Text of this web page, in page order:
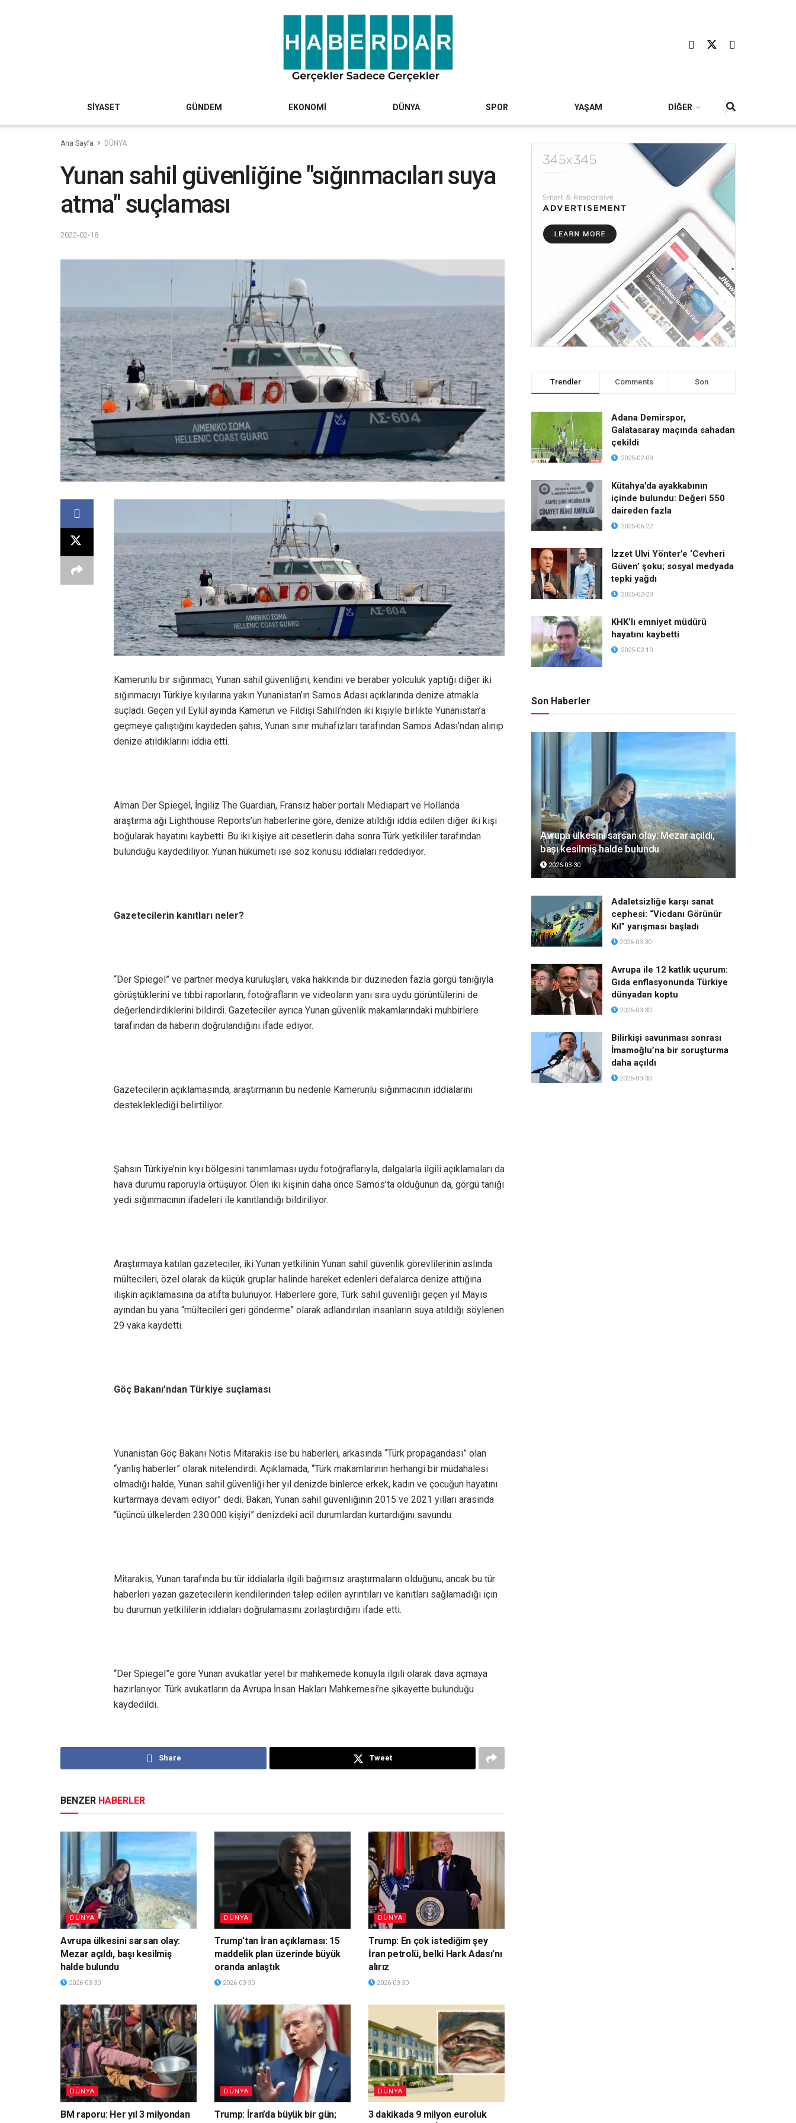
SİYASET GÜNDEM EKONOMİ DÜNYA SPOR YAŞAM DİĞER
Ana Sayfa DÜNYA
Yunan sahil güvenliğine "sığınmacıları suya
atma" suçlaması
2022-02-18
Kamerunlu bir sığınmacı, Yunan sahil güvenliğini, kendini ve beraber yolculuk yaptığı diğer iki
sığınmacıyı Türkiye kıyılarına yakın Yunanistan’ın Samos Adası açıklarında denize atmakla
suçladı. Geçen yıl Eylül ayında Kamerun ve Fildişi Sahili’nden iki kişiyle birlikte Yunanistan’a
geçmeye çalıştığını kaydeden şahıs, Yunan sınır muhafızları tarafından Samos Adası’ndan alınıp
denize atıldıklarını iddia etti.
Alman Der Spiegel, İngiliz The Guardian, Fransız haber portalı Mediapart ve Hollanda
araştırma ağı Lighthouse Reports’un haberlerine göre, denize atıldığı iddia edilen diğer iki kişi
boğularak hayatını kaybetti. Bu iki kişiye ait cesetlerin daha sonra Türk yetkililer tarafından
bulunduğu kaydediliyor. Yunan hükümeti ise söz konusu iddiaları reddediyor.
Gazetecilerin kanıtları neler?
“Der Spiegel” ve partner medya kuruluşları, vaka hakkında bir düzineden fazla görgü tanığıyla
görüştüklerini ve tıbbi raporların, fotoğrafların ve videoların yanı sıra uydu görüntülerini de
değerlendirdiklerini bildirdi. Gazeteciler ayrıca Yunan güvenlik makamlarındaki muhbirlere
tarafından da haberin doğrulandığını ifade ediyor.
Gazetecilerin açıklamasında, araştırmanın bu nedenle Kamerunlu sığınmacının iddialarını
destekleklediği belirtiliyor.
Şahsın Türkiye’nin kıyı bölgesini tanımlaması uydu fotoğraflarıyla, dalgalarla ilgili açıklamaları da
hava durumu raporuyla örtüşüyor. Ölen iki kişinin daha önce Samos’ta olduğunun da, görgü tanığı
yedi sığınmacının ifadeleri ile kanıtlandığı bildiriliyor.
Araştırmaya katılan gazeteciler, iki Yunan yetkilinin Yunan sahil güvenlik görevlilerinin aslında
mültecileri, özel olarak da küçük gruplar halinde hareket edenleri defalarca denize attığına
ilişkin açıklamasına da atıfta bulunuyor. Haberlere göre, Türk sahil güvenliği geçen yıl Mayıs
ayından bu yana “mültecileri geri gönderme” olarak adlandırılan insanların suya atıldığı söylenen
29 vaka kaydetti.
Göç Bakanı’ndan Türkiye suçlaması
Yunanistan Göç Bakanı Notis Mitarakis ise bu haberleri, arkasında “Türk propagandası” olan
“yanlış haberler” olarak nitelendirdi. Açıklamada, “Türk makamlarının herhangi bir müdahalesi
olmadığı halde, Yunan sahil güvenliği her yıl denizde binlerce erkek, kadın ve çocuğun hayatını
kurtarmaya devam ediyor” dedi. Bakan, Yunan sahil güvenliğinin 2015 ve 2021 yılları arasında
“üçüncü ülkelerden 230.000 kişiyi” denizdeki acil durumlardan kurtardığını savundu.
Mitarakis, Yunan tarafında bu tür iddialarla ilgili bağımsız araştırmaların olduğunu, ancak bu tür
haberleri yazan gazetecilerin kendilerinden talep edilen ayrıntıları ve kanıtları sağlamadığı için
bu durumun yetkililerin iddiaları doğrulamasını zorlaştırdığını ifade etti.
“Der Spiegel”e göre Yunan avukatlar yerel bir mahkemede konuyla ilgili olarak dava açmaya
hazırlanıyor. Türk avukatların da Avrupa İnsan Hakları Mahkemesi’ne şikayette bulunduğu
kaydedildi.
Share Tweet
BENZER HABERLER
DÜNYA
Avrupa ülkesini sarsan olay:
Mezar açıldı, başı kesilmiş
halde bulundu
2026-03-30
DÜNYA
Trump’tan İran açıklaması: 15
maddelik plan üzerinde büyük
oranda anlaştık
2026-03-30
DÜNYA
Trump: En çok istediğim şey
İran petrolü, belki Hark Adası’nı
alırız
2026-03-30
DÜNYA
BM raporu: Her yıl 3 milyondan
DÜNYA
Trump: İran’da büyük bir gün;
DÜNYA
3 dakikada 9 milyon euroluk
Trendler Comments Son
Adana Demirspor,
Galatasaray maçında sahadan
çekildi
2025-02-09
Kütahya’da ayakkabının
içinde bulundu: Değeri 550
daireden fazla
2025-06-22
İzzet Ulvi Yönter’e ‘Cevheri
Güven’ şoku; sosyal medyada
tepki yağdı
2025-02-23
KHK’lı emniyet müdürü
hayatını kaybetti
2025-02-10
Son Haberler
Avrupa ülkesini sarsan olay: Mezar açıldı,
başı kesilmiş halde bulundu
2026-03-30
Adaletsizliğe karşı sanat
cephesi: “Vicdanı Görünür
Kıl” yarışması başladı
2026-03-30
Avrupa ile 12 katlık uçurum:
Gıda enflasyonunda Türkiye
dünyadan koptu
2026-03-30
Bilirkişi savunması sonrası
İmamoğlu’na bir soruşturma
daha açıldı
2026-03-30